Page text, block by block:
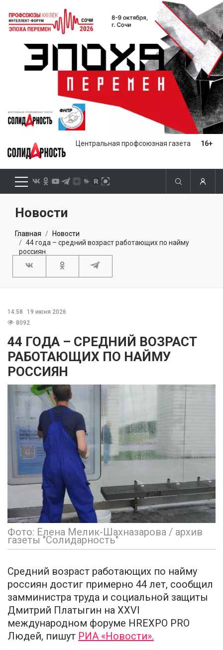
Центральная профсоюзная газета 16+
Новости
Главная
Новости
44 года – средний возраст работающих по найму
россиян
14:58
19 июня 2026
8092
44 ГОДА – СРЕДНИЙ ВОЗРАСТ
РАБОТАЮЩИХ ПО НАЙМУ
РОССИЯН
Фото: Елена Мелик-Шахназарова / архив
газеты "Солидарность"
Средний возраст работающих по найму
россиян достиг примерно 44 лет, сообщил
замминистра труда и социальной защиты
Дмитрий Платыгин на XXVI
международном форуме HREXPO PRO
Людей, пишут РИА «Новости».